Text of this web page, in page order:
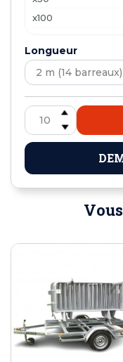
x100
Longueur